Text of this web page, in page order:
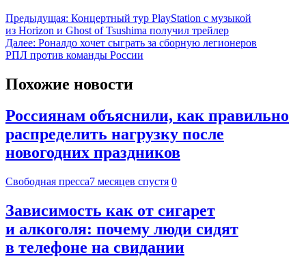
Предыдущая: Концертный тур PlayStation с музыкой
из Horizon и Ghost of Tsushima получил трейлер
Далее: Роналдо хочет сыграть за сборную легионеров
РПЛ против команды России
Похожие новости
Россиянам объяснили, как правильно
распределить нагрузку после
новогодних праздников
Свободная пресса7 месяцев спустя 0
Зависимость как от сигарет
и алкоголя: почему люди сидят
в телефоне на свидании